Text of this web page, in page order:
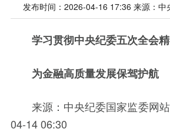
发布时间：2026-04-16 17:36 来源：中
学习贯彻中央纪委五次全会
为金融高质量发展保驾护航
来源：中央纪委国家监委网
04-14 06:30